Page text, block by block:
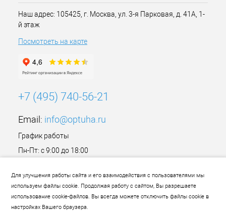
Для улучшения работы сайта и его взаимодействия с пользователями мы
используем файлы cookie. Продолжая работу с сайтом, Вы разрешаете
использование cookie-файлов. Вы всегда можете отключить файлы cookie в
настройках Вашего браузера.
Наш адрес: 105425, г. Москва, ул. 3-я Парковая, д. 41А, 1-
й этаж
Посмотреть на карте
+7 (495) 740-56-21
Email: info@optuha.ru
График работы
Пн-Пт: с 9:00 до 18:00